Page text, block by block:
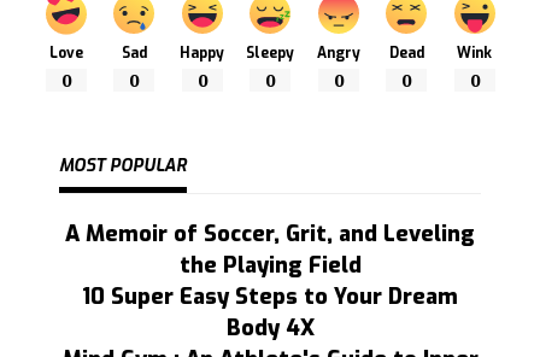
Love
0
Sad
0
Happy
0
Sleepy
0
Angry
0
Dead
0
Wink
0
MOST POPULAR
A Memoir of Soccer, Grit, and Leveling
the Playing Field
10 Super Easy Steps to Your Dream
Body 4X